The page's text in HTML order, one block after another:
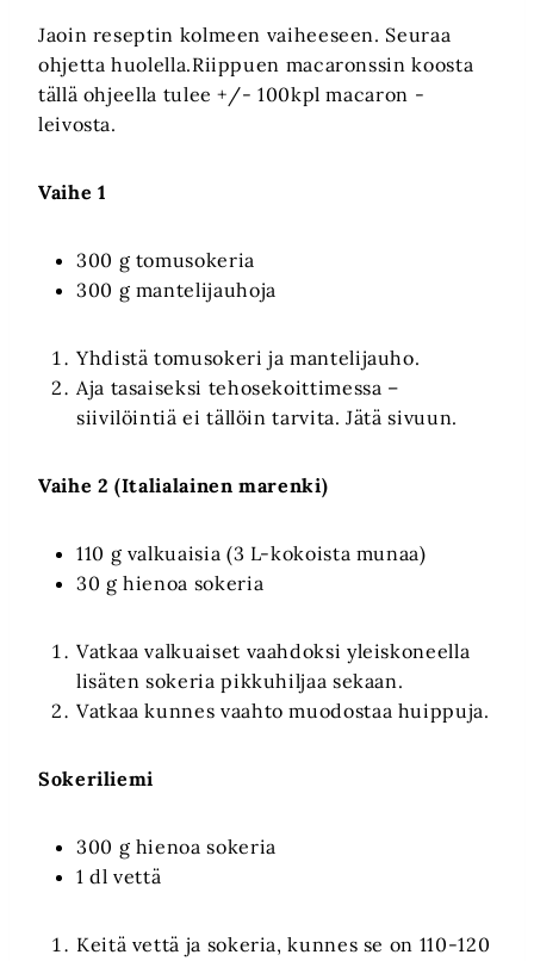
Jaoin reseptin kolmeen vaiheeseen. Seuraa
ohjetta huolella.Riippuen macaronssin koosta
tällä ohjeella tulee +/- 100kpl macaron -
leivosta.
Vaihe 1
300 g tomusokeria
300 g mantelijauhoja
Yhdistä tomusokeri ja mantelijauho.
Aja tasaiseksi tehosekoittimessa –
siivilöintiä ei tällöin tarvita. Jätä sivuun.
Vaihe 2 (Italialainen marenki)
110 g valkuaisia (3 L-kokoista munaa)
30 g hienoa sokeria
Vatkaa valkuaiset vaahdoksi yleiskoneella
lisäten sokeria pikkuhiljaa sekaan.
Vatkaa kunnes vaahto muodostaa huippuja.
Sokeriliemi
300 g hienoa sokeria
1 dl vettä
Keitä vettä ja sokeria, kunnes se on 110-120